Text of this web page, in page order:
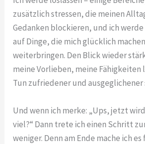
zusätzlich stressen, die meinen
Gedanken blockieren, und ich
auf Dinge, die mich glücklich
weiterbringen. Den Blick wieder
meine Vorlieben, meine Fähigkeiten
Tun zufriedener und ausgeglichener
Und wenn ich merke: „Ups, jetzt
viel?“ Dann trete ich einen Schritt
weniger. Denn am Ende mache ich